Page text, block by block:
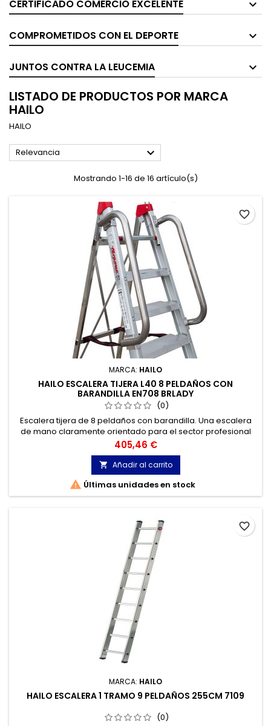
CERTIFICADO COMERCIO EXCELENTE
COMPROMETIDOS CON EL DEPORTE
JUNTOS CONTRA LA LEUCEMIA
LISTADO DE PRODUCTOS POR MARCA
HAILO
HAILO
Relevancia 
Mostrando 1-16 de 16 artículo(s)
MARCA: HAILO
HAILO ESCALERA TIJERA L40 8 PELDAÑOS CON
BARANDILLA EN708 BRLADY
(0)
Escalera tijera de 8 peldaños con barandilla. Una escalera
de mano claramente orientado para el sector profesional
más exigente. La subida es segura y cómoda gracias a los
peldaños especiales de 13 cm de alta resistencia
Precio
405,46 €
 Añadir al carrito
 Últimas unidades en stock
favorite_border
MARCA: HAILO
HAILO ESCALERA 1 TRAMO 9 PELDAÑOS 255CM 7109
(0)
favorite_border